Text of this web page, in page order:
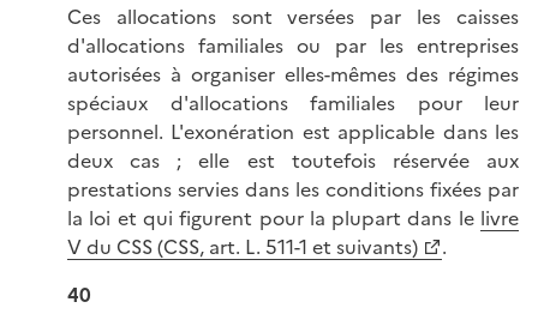
Ces allocations sont versées par les caisses
d'allocations familiales ou par les entreprises
autorisées à organiser elles-mêmes des régimes
spéciaux d'allocations familiales pour leur
personnel. L'exonération est applicable dans les
deux cas ; elle est toutefois réservée aux
prestations servies dans les conditions fixées par
la loi et qui figurent pour la plupart dans le livre
V du CSS (CSS, art. L. 511-1 et suivants)
.
40